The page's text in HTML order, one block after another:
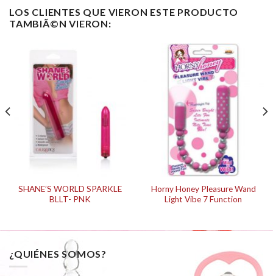
LOS CLIENTES QUE VIERON ESTE PRODUCTO
TAMBIÃ©N VIERON:
SHANE’S WORLD SPARKLE
BLLT- PNK
Horny Honey Pleasure Wand
Light Vibe 7 Function
¿QUIÉNES SOMOS?